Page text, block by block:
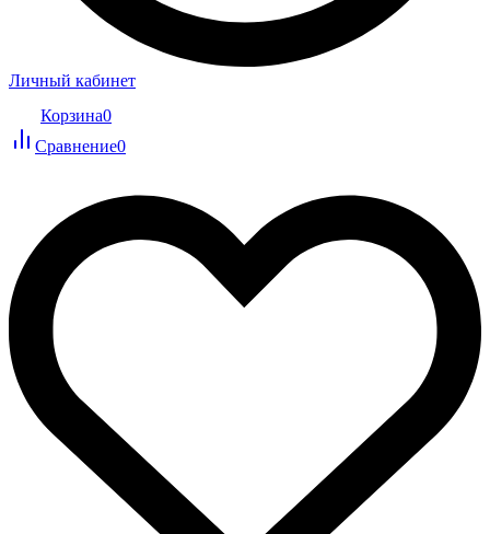
Личный кабинет
Корзина0
Сравнение0